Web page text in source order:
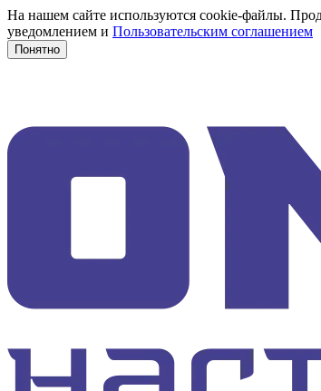
На нашем сайте используются cookie-файлы.
уведомлением и Пользовательским соглашением
Понятно